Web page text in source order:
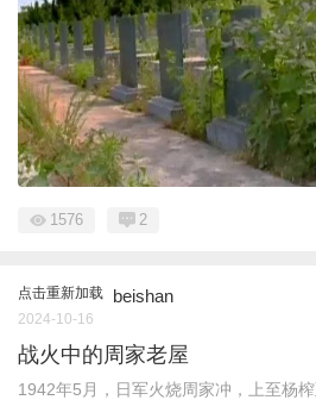
1576 2
点击重新加载 beishan
2024-10-16
战火中的周家老屋
1942年5月，日军火烧周家冲，上至杨